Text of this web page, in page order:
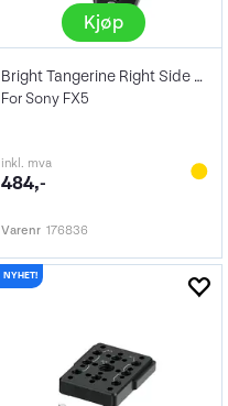
Kjøp
Bright Tangerine Right Side Plate
For Sony FX5
inkl. mva
484,-
Varenr 176836